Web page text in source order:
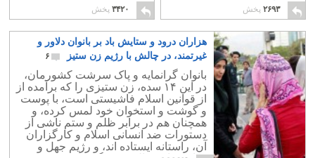
۵
۲۶۹۳ پخش ۳۴۲۰ پخش
هزاران درود و ستایش باد بر بانوان دلاور و
غیرتمند، در چالش با رژیم زن ستیز
۶
بانوان گرانمایه و پاک سرشت کشورمان،
در این ۱۴ سده، زن ستیزی را که برآمده از
از قوانین اسلام فاشیستی است، با پوست
و گوشت و استخوان خود لمس کرده، و
همچنان هم در برابر ظلم و ستم ناشی از
دستورات ضد انسانی اسلام و کارگزاران
آن، راستانه ایستاده اند، و رژیم جهل و